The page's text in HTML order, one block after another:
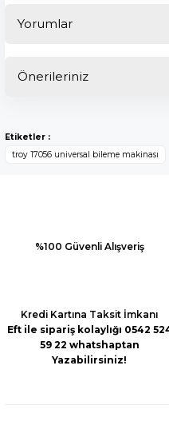
Yorumlar
Önerileriniz
kullanarak tarafımıza
Görüş ve önerileriniz için
Ürün bilgilerinde hatalar
Etiketler :
troy 17056 universal bileme makinası
%100 Güvenli Alışveriş
Kredi Kartına Taksit İmkanı
Eft ile sipariş kolaylığı 0542
59 22 whatshaptan
Yazabilirsiniz!